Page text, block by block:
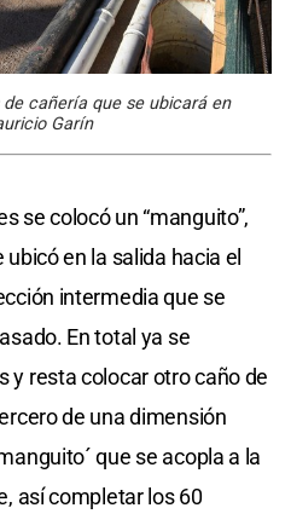
cañería que se ubicará en
Garín
se colocó un “manguito”,
en la salida hacia el
intermedia que se
En total ya se
y resta colocar otro caño de
de una dimensión
que se acopla a la
así completar los 60